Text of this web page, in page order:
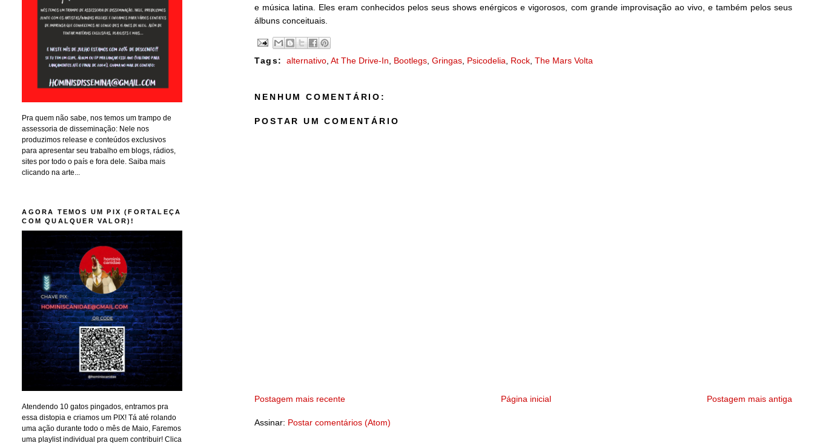
e música latina. Eles eram conhecidos pelos seus shows enérgicos e vigorosos, com grande improvisação ao vivo, e também pelos seus
álbuns conceituais.
Tags: alternativo,At The Drive-In, Bootlegs,Gringas, Psicodelia, Rock,The Mars Volta
NENHUM COMENTÁRIO:
POSTAR UM COMENTÁRIO
Postagem mais recente Postagem mais antiga
Página inicial
Assinar: Postar comentários (Atom)
Pra quem não sabe, nos temos um trampo de
assessoria de disseminação: Nele nos
produzimos release e conteúdos exclusivos
para apresentar seu trabalho em blogs, rádios,
sites por todo o país e fora dele. Saiba mais
clicando na arte...
AGORA TEMOS UM PIX (FORTALEÇA
COM QUALQUER VALOR)!
Atendendo 10 gatos pingados, entramos pra
essa distopia e criamos um PIX! Tá até rolando
uma ação durante todo o mês de Maio, Faremos
uma playlist individual pra quem contribuir! Clica